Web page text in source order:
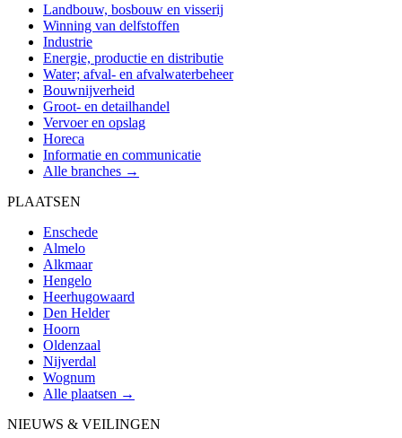
Landbouw, bosbouw en visserij
Winning van delfstoffen
Industrie
Energie, productie en distributie
Water; afval- en afvalwaterbeheer
Bouwnijverheid
Groot- en detailhandel
Vervoer en opslag
Horeca
Informatie en communicatie
Alle branches →
PLAATSEN
Enschede
Almelo
Alkmaar
Hengelo
Heerhugowaard
Den Helder
Hoorn
Oldenzaal
Nijverdal
Wognum
Alle plaatsen →
NIEUWS & VEILINGEN